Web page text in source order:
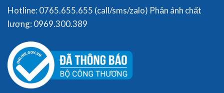
Hotline: 0765.655.655 (call/sms/zalo) Phản ánh chất
lượng: 0969.300.389